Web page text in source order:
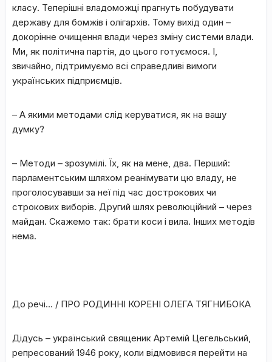
класу. Теперішні владоможці прагнуть побудувати
державу для бомжів і олігархів. Тому вихід один –
докорінне очищення влади через зміну системи влади.
Ми, як політична партія, до цього готуємося. І,
звичайно, підтримуємо всі справедливі вимоги
українських підприємців.
– А якими методами слід керуватися, як на вашу
думку?
– Методи – зрозумілі. Їх, як на мене, два. Перший:
парламентським шляхом реанімувати цю владу, не
проголосувавши за неї під час дострокових чи
строкових виборів. Другий шлях революційний – через
майдан. Скажемо так: брати коси і вила. Інших методів
нема.
До речі… / ПРО РОДИННІ КОРЕНІ ОЛЕГА ТЯГНИБОКА
Дідусь – український священик Артемій Цегельський,
репресований 1946 року, коли відмовився перейти на